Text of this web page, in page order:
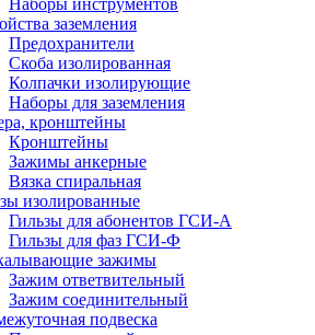
Наборы инструментов
заземления
Предохранители
Скоба изолированная
Колпачки изолирующие
Наборы для заземления
кронштейны
Кронштейны
Зажимы анкерные
Вязка спиральная
изолированные
Гильзы для абонентов ГСИ-А
Гильзы для фаз ГСИ-Ф
зажимы
Зажим ответвительный
Зажим соединительный
подвеска